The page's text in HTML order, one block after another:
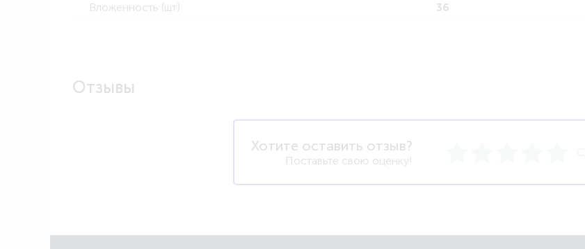
Вложенность (шт)
36
Отзывы
Хотите оставить отзыв?
Поставьте свою оценку!